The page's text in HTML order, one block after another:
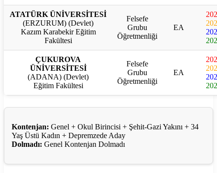
ATATÜRK ÜNİVERSİTESİ
(ERZURUM) (Devlet)
Kazım Karabekir Eğitim
Fakültesi
Felsefe
Grubu
Öğretmenliği
EA
ÇUKUROVA
ÜNİVERSİTESİ
(ADANA) (Devlet)
Eğitim Fakültesi
Felsefe
Grubu
Öğretmenliği
EA
Kontenjan: Genel + Okul Birincisi + Şehit-Gazi Yakını + 34
Yaş Üstü Kadın + Depremzede Aday
Dolmadı: Genel Kontenjan Dolmadı